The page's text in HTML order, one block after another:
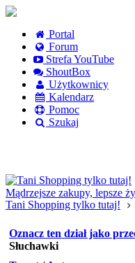
Portal
Forum
Strefa YouTube
ShoutBox
Użytkownicy
Kalendarz
Pomoc
Szukaj
Mądrzejsze zakupy, lepsze
Tani Shopping tylko tutaj!
Oznacz ten dział jako
Słuchawki